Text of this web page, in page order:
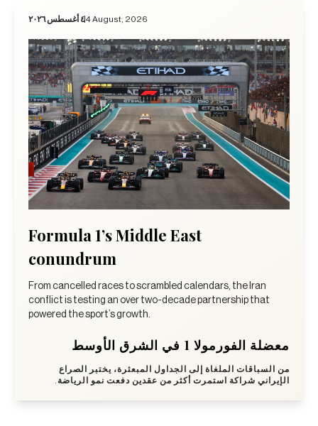
٤ أغسطس ٢٠٢٦4 August, 2026
Formula 1’s Middle East
conundrum
From cancelled races to scrambled calendars, the Iran
conflict is testing an over two-decade partnership that
powered the sport’s growth.
معضلة الفورمولا 1 في الشرق الأوسط
من السباقات الملغاة إلى الجداول المبعثرة، يختبر الصراع
الإيراني شراكة استمرت أكثر من عقدين دفعت نمو الرياضة.